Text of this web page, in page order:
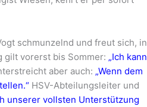
schmunzelnd und freut sich, in
gilt vorerst bis Sommer: „Ich kann
aber auch: „Wenn dem
HSV-Abteilungsleiter und
unserer vollsten Unterstützung